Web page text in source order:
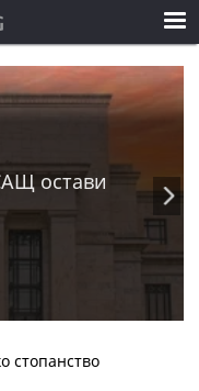
остави
стопанство